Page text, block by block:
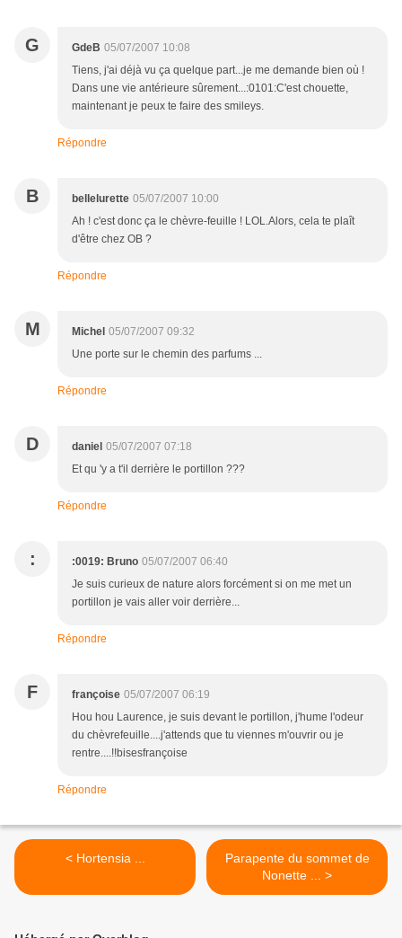
G GdeB 05/07/2007 10:08
Tiens, j'ai déjà vu ça quelque part...je me demande bien où !
Dans une vie antérieure sûrement...:0101:C'est chouette,
maintenant je peux te faire des smileys.
Répondre
B bellelurette 05/07/2007 10:00
Ah ! c'est donc ça le chèvre-feuille ! LOL.Alors, cela te plaît
d'être chez OB ?
Répondre
M Michel 05/07/2007 09:32
Une porte sur le chemin des parfums ...
Répondre
D daniel 05/07/2007 07:18
Et qu 'y a t'il derrière le portillon ???
Répondre
: :0019: Bruno 05/07/2007 06:40
Je suis curieux de nature alors forcément si on me met un
portillon je vais aller voir derrière...
Répondre
F françoise 05/07/2007 06:19
Hou hou Laurence, je suis devant le portillon, j'hume l'odeur
du chèvrefeuille....j'attends que tu viennes m'ouvrir ou je
rentre....!!bisesfrançoise
Répondre
< Hortensia ...
Parapente du sommet de
Nonette ... >